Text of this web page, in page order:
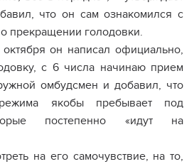
что он сам ознакомился с
прекращении голодовки.
он написал официально,
с 6 числа начинаю прием
омбудсмен и добавил, что
якобы пребывает под
постепенно «идут на
на его самочувствие, на то,